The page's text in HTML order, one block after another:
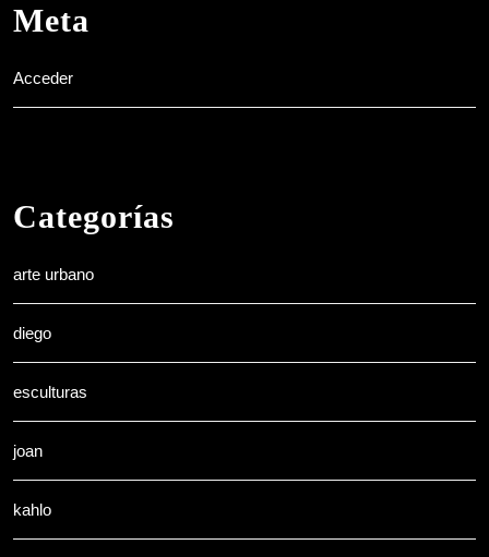
Meta
Acceder
Categorías
arte urbano
diego
esculturas
joan
kahlo